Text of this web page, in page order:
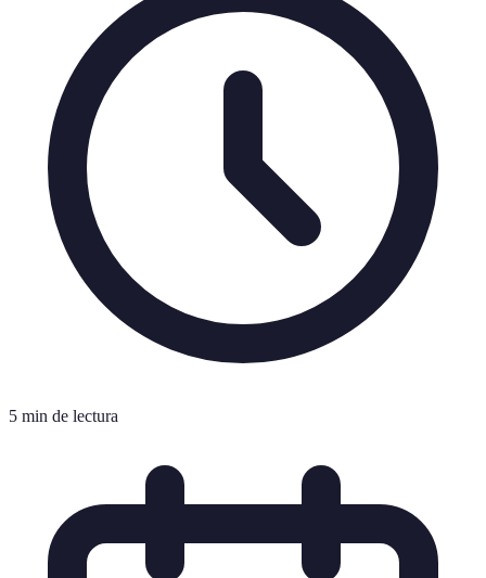
5 min de lectura